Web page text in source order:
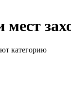
мест
категорию